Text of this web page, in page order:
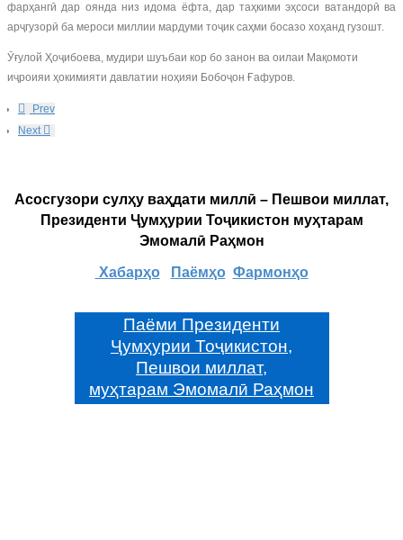
фарҳангӣ дар оянда низ идома ёфта, дар таҳкими эҳсоси ватандорӣ ва
арҷгузорӣ ба мероси миллии мардуми тоҷик саҳми босазо хоҳанд гузошт.
Ӯғулой Ҳоҷибоева, мудири шуъбаи кор бо занон ва оилаи Мақомоти
иҷроияи ҳокимияти давлатии ноҳияи Бобоҷон Ғафуров.
Prev
Next
Асосгузори сулҳу ваҳдати миллӣ – Пешвои миллат,
Президенти Ҷумҳурии Тоҷикистон муҳтарам
Эмомалӣ Раҳмон
Хабарҳо Паёмҳо Фармонҳо
Паёми Президенти
Ҷумҳурии Тоҷикистон,
Пешвои миллат,
муҳтарам Эмомалӣ Раҳмон